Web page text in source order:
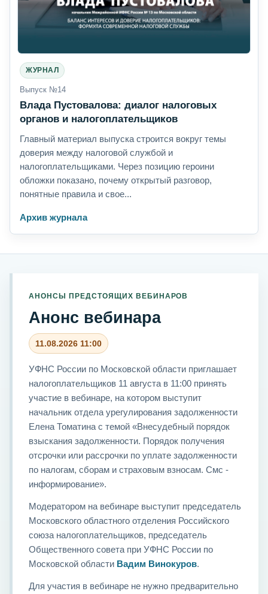
ЖУРНАЛ
Выпуск №14
Влада Пустовалова: диалог налоговых
органов и налогоплательщиков
Главный материал выпуска строится вокруг темы
доверия между налоговой службой и
налогоплательщиками. Через позицию героини
обложки показано, почему открытый разговор,
понятные правила и свое...
Архив журнала
АНОНСЫ ПРЕДСТОЯЩИХ ВЕБИНАРОВ
Анонс вебинара
11.08.2026 11:00
УФНС России по Московской области приглашает
налогоплательщиков 11 августа в 11:00 принять
участие в вебинаре, на котором выступит
начальник отдела урегулирования задолженности
Елена Томатина с темой «Внесудебный порядок
взыскания задолженности. Порядок получения
отсрочки или рассрочки по уплате задолженности
по налогам, сборам и страховым взносам. Смс -
информирование».
Модератором на вебинаре выступит председатель
Московского областного отделения Российского
союза налогоплательщиков, председатель
Общественного совета при УФНС России по
Московской области Вадим Винокуров.
Для участия в вебинаре не нужно предварительно